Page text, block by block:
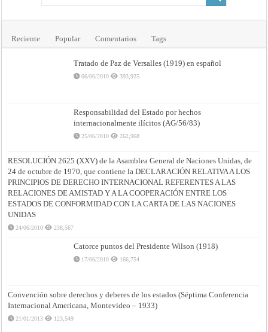
Reciente Popular Comentarios Tags
Tratado de Paz de Versalles (1919) en español
06/06/2010 393,925
Responsabilidad del Estado por hechos
internacionalmente ilícitos (AG/56/83)
25/06/2010 262,968
RESOLUCIÓN 2625 (XXV) de la Asamblea General de Naciones Unidas, de
24 de octubre de 1970, que contiene la DECLARACIÓN RELATIVA A LOS
PRINCIPIOS DE DERECHO INTERNACIONAL REFERENTES A LAS
RELACIONES DE AMISTAD Y A LA COOPERACIÓN ENTRE LOS
ESTADOS DE CONFORMIDAD CON LA CARTA DE LAS NACIONES
UNIDAS
24/06/2010 238,567
Catorce puntos del Presidente Wilson (1918)
17/06/2010 166,754
Convención sobre derechos y deberes de los estados (Séptima Conferencia
Internacional Americana, Montevideo – 1933)
21/01/2013 123,549